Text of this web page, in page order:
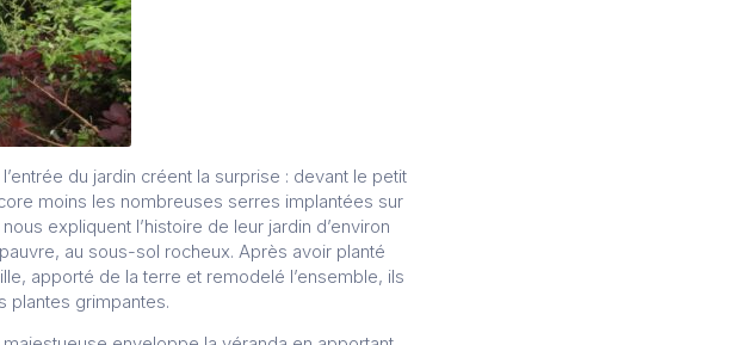
du jardin créent la surprise : devant le petit
moins les nombreuses serres implantées sur
expliquent l’histoire de leur jardin d’environ
au sous-sol rocheux. Après avoir planté
apporté de la terre et remodelé l’ensemble, ils
plantes grimpantes.